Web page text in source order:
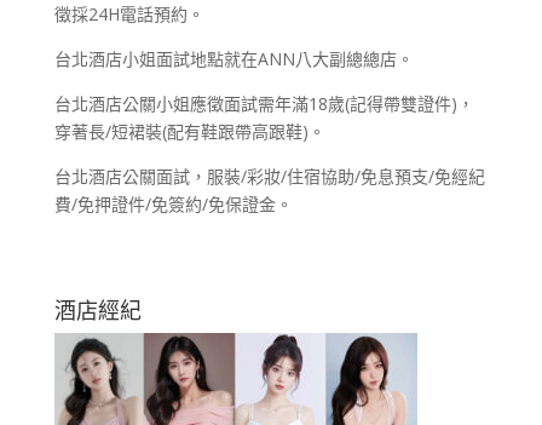
徵採24H電話預約。
台北酒店小姐面試地點就在ANN八大副總總店。
台北酒店公關小姐應徵面試需年滿18歲(記得帶雙證件)，
穿著長/短裙裝(配有鞋跟帶高跟鞋)。
台北酒店公關面試，服裝/彩妝/住宿協助/免息預支/免經紀
費/免押證件/免簽約/免保證金。
酒店經紀